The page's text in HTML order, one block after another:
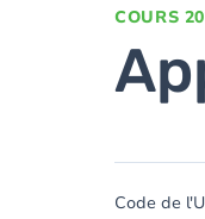
COURS
Code de